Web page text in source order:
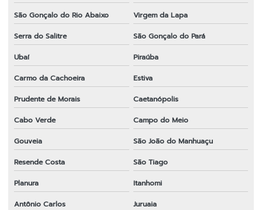
São Gonçalo do Rio Abaixo
Virgem da Lapa
Serra do Salitre
São Gonçalo do Pará
Ubaí
Piraúba
Carmo da Cachoeira
Estiva
Prudente de Morais
Caetanópolis
Cabo Verde
Campo do Meio
Gouveia
São João do Manhuaçu
Resende Costa
São Tiago
Planura
Itanhomi
Antônio Carlos
Juruaia